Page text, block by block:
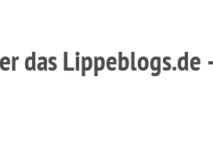
das Lippeblogs.de